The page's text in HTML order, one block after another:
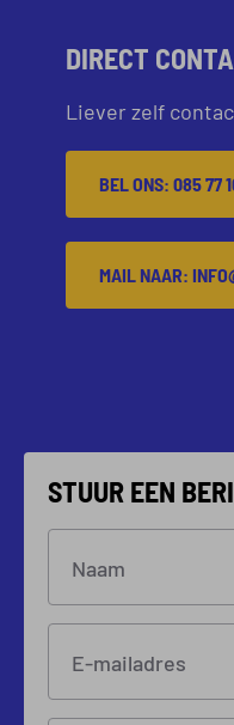
DIRECT
Liever zelf
BEL ONS: 085 77
MAIL NAAR:
STUUR EEN
Naam
E-mailadres